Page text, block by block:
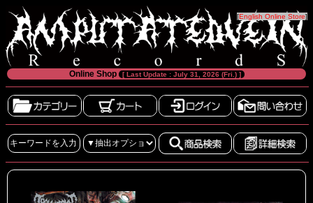
[English Online Store]
Online Shop [ Last Update : July 31, 2026 (Fri.) ]